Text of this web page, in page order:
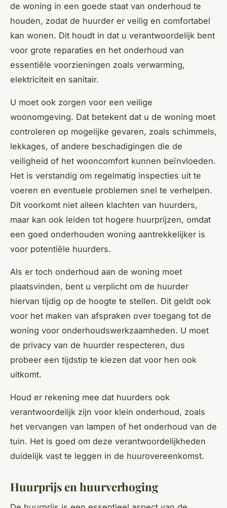
de woning in een goede staat van onderhoud te
houden, zodat de huurder er veilig en comfortabel
kan wonen. Dit houdt in dat u verantwoordelijk bent
voor grote reparaties en het onderhoud van
essentiële voorzieningen zoals verwarming,
elektriciteit en sanitair.
U moet ook zorgen voor een veilige
woonomgeving. Dat betekent dat u de woning moet
controleren op mogelijke gevaren, zoals schimmels,
lekkages, of andere beschadigingen die de
veiligheid of het wooncomfort kunnen beïnvloeden.
Het is verstandig om regelmatig inspecties uit te
voeren en eventuele problemen snel te verhelpen.
Dit voorkomt niet alleen klachten van huurders,
maar kan ook leiden tot hogere huurprijzen, omdat
een goed onderhouden woning aantrekkelijker is
voor potentiële huurders.
Als er toch onderhoud aan de woning moet
plaatsvinden, bent u verplicht om de huurder
hiervan tijdig op de hoogte te stellen. Dit geldt ook
voor het maken van afspraken over toegang tot de
woning voor onderhoudswerkzaamheden. U moet
de privacy van de huurder respecteren, dus
probeer een tijdstip te kiezen dat voor hen ook
uitkomt.
Houd er rekening mee dat huurders ook
verantwoordelijk zijn voor klein onderhoud, zoals
het vervangen van lampen of het onderhoud van de
tuin. Het is goed om deze verantwoordelijkheden
duidelijk vast te leggen in de huurovereenkomst.
Huurprijs en huurverhoging